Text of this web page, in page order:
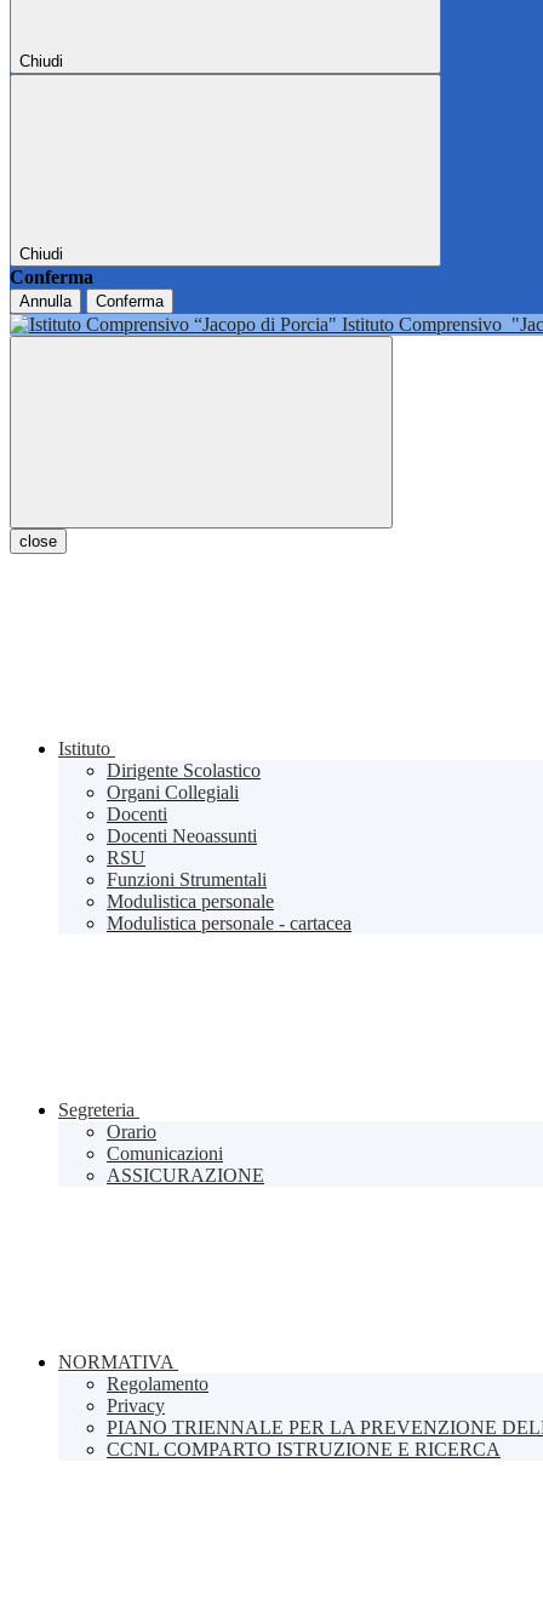
Chiudi
Chiudi
Conferma
Annulla Conferma
Istituto Comprensivo
close
Istituto
Dirigente Scolastico
Organi Collegiali
Docenti
Docenti Neoassunti
RSU
Funzioni Strumentali
Modulistica personale
Modulistica personale - cartacea
Segreteria
Orario
Comunicazioni
ASSICURAZIONE
NORMATIVA
Regolamento
Privacy
PIANO TRIENNALE PER LA PREVENZIONE
CCNL COMPARTO ISTRUZIONE E RICERCA